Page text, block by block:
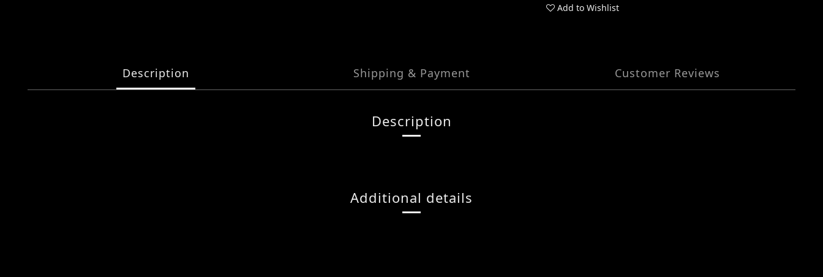
Add to Wishlist
Description Shipping & Payment Customer Reviews
Description
Additional details